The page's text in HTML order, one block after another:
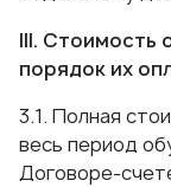
III. Стоимость
порядок их
3.1. Полная
весь период
Договоре-